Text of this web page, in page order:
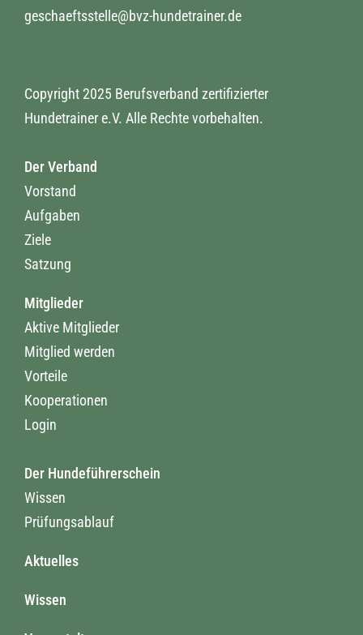
geschaeftsstelle@bvz-hundetrainer.de
Copyright 2025 Berufsverband zertifizierter
Hundetrainer e.V. Alle Rechte vorbehalten.
Der Verband
Vorstand
Aufgaben
Ziele
Satzung
Mitglieder
Aktive Mitglieder
Mitglied werden
Vorteile
Kooperationen
Login
Der Hundeführerschein
Wissen
Prüfungsablauf
Aktuelles
Wissen